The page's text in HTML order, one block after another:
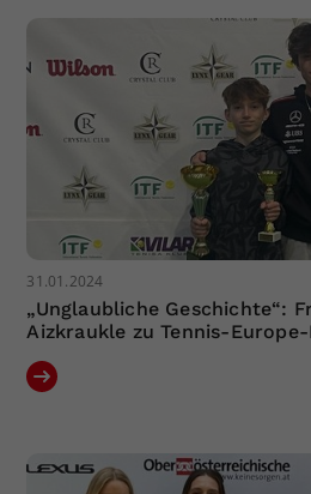
31.01.2024
„Unglaubliche Geschichte“:
Aizkraukle zu Tennis-